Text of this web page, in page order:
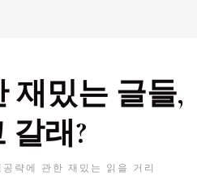
재밌는 글들,
갈래?
략에 관한 재밌는 읽을 거리